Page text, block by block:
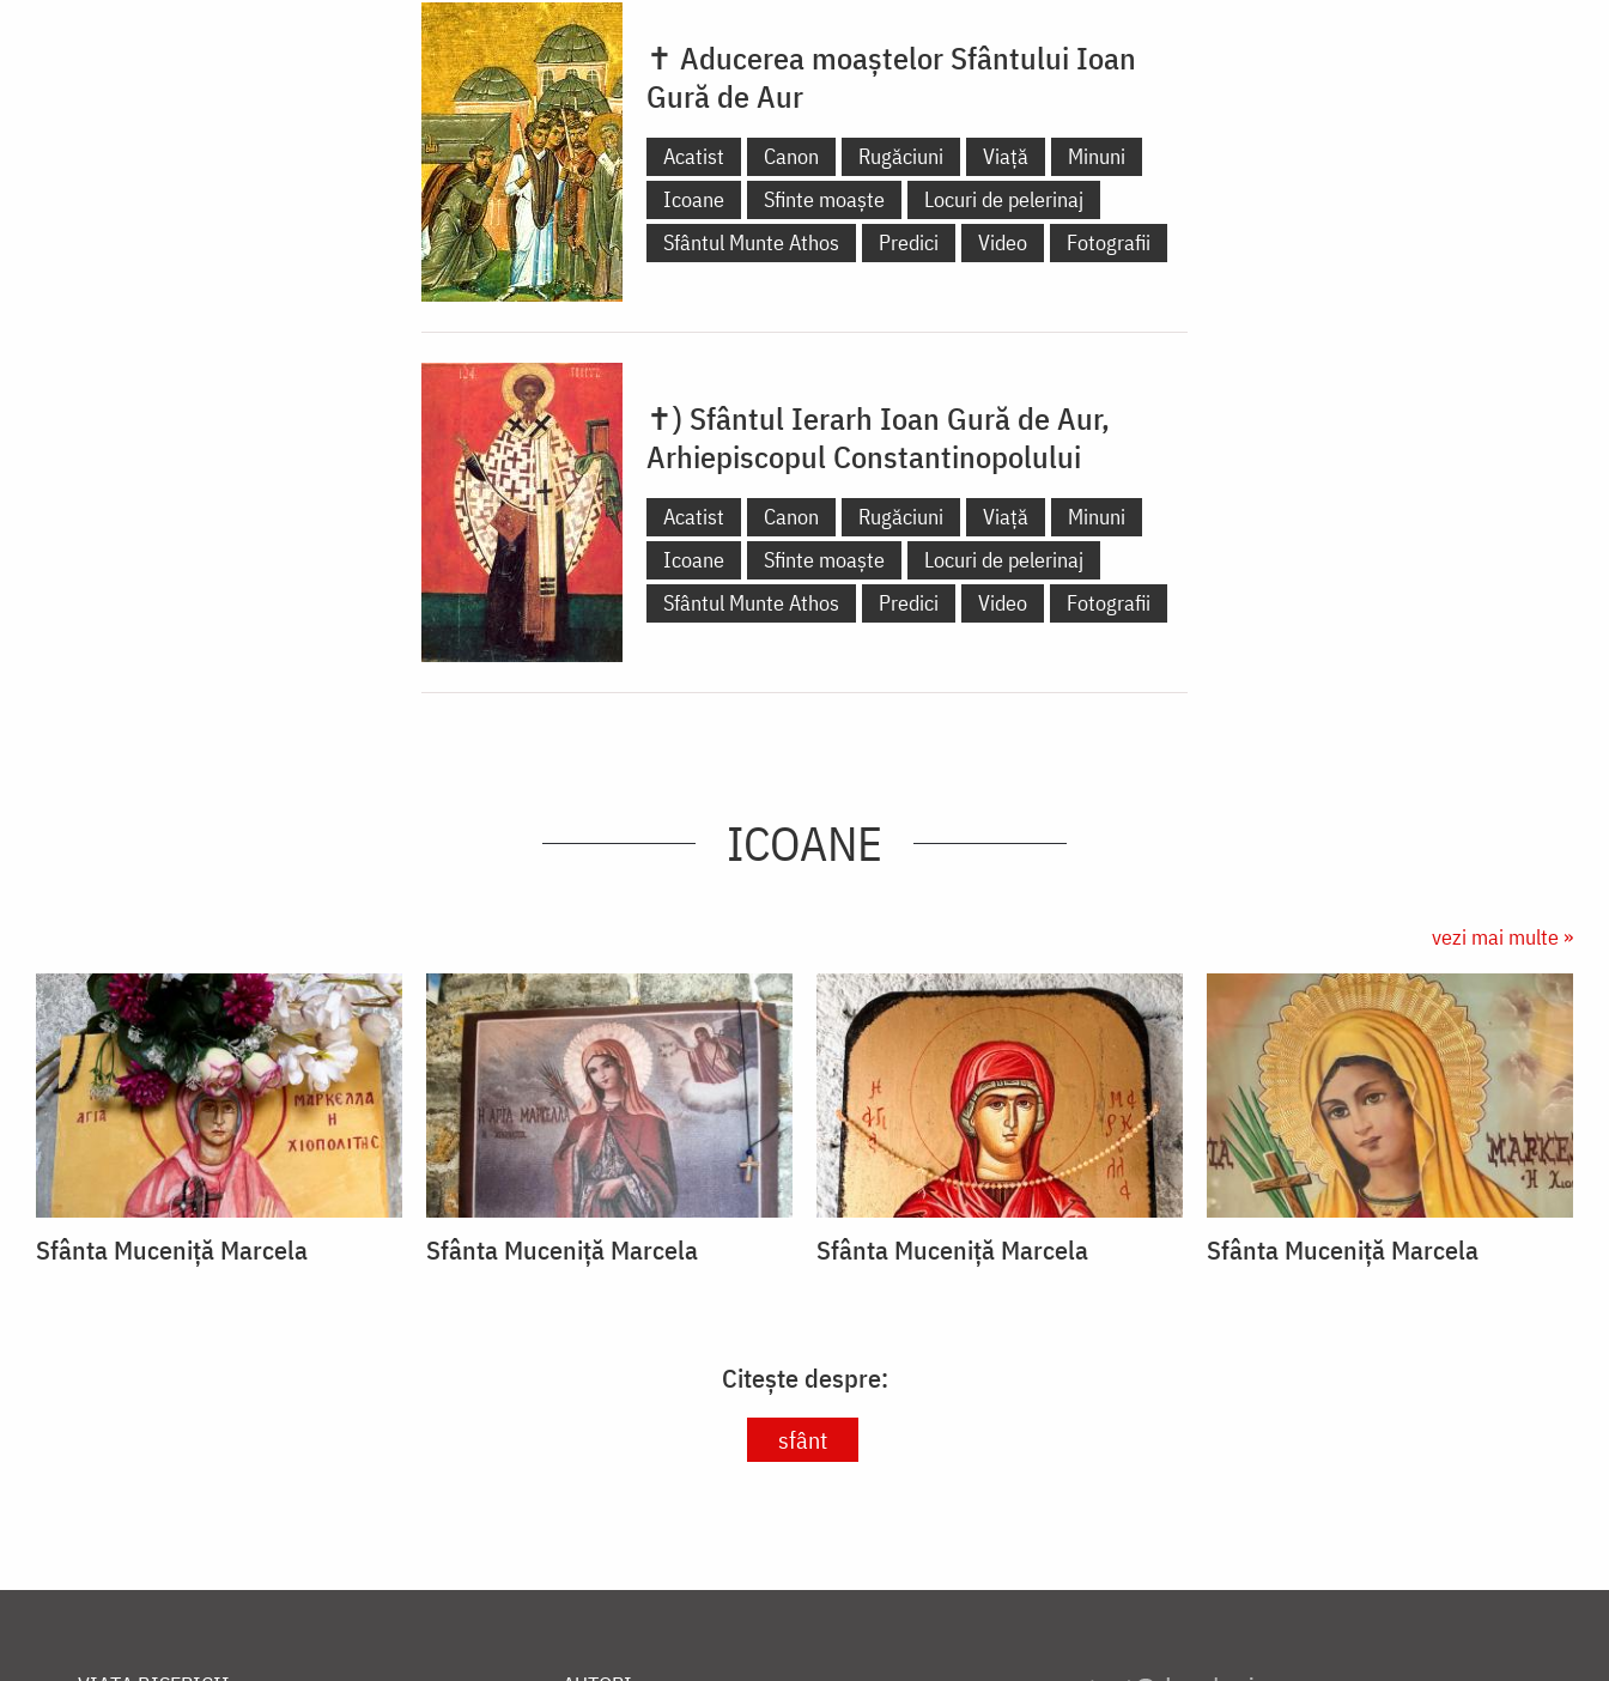
✝ Aducerea moaștelor Sfântului Ioan
Gură de Aur
Acatist Canon Rugăciuni Viață
Minuni
Icoane
Sfinte moaște
Locuri de pelerinaj
Sfântul Munte Athos
Predici Video Fotografii
✝) Sfântul Ierarh Ioan Gură de Aur,
Arhiepiscopul Constantinopolului
Acatist Canon Rugăciuni Viață
Minuni
Icoane
Sfinte moaște
Locuri de pelerinaj
Sfântul Munte Athos
Predici Video Fotografii
ICOANE
vezi mai multe »
Sfânta Muceniță Marcela Sfânta Muceniță Marcela Sfânta Muceniță Marcela Sfânta Muceniță Marcela
Citește despre:
sfânt